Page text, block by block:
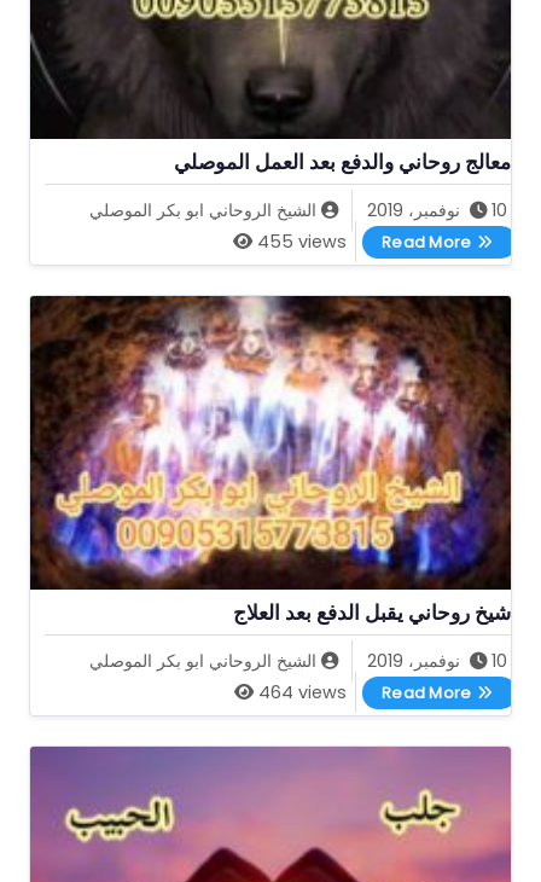
معالج روحاني والدفع بعد العمل الموصلي
10 نوفمبر، 2019
الشيخ الروحاني ابو بكر الموصلي
455 views
Read More
معالج روحاني والدفع بعد العمل الموصلي
شيخ روحاني يقبل الدفع بعد العلاج
10 نوفمبر، 2019
الشيخ الروحاني ابو بكر الموصلي
464 views
Read More
شيخ روحاني يقبل الدفع بعد العلاج